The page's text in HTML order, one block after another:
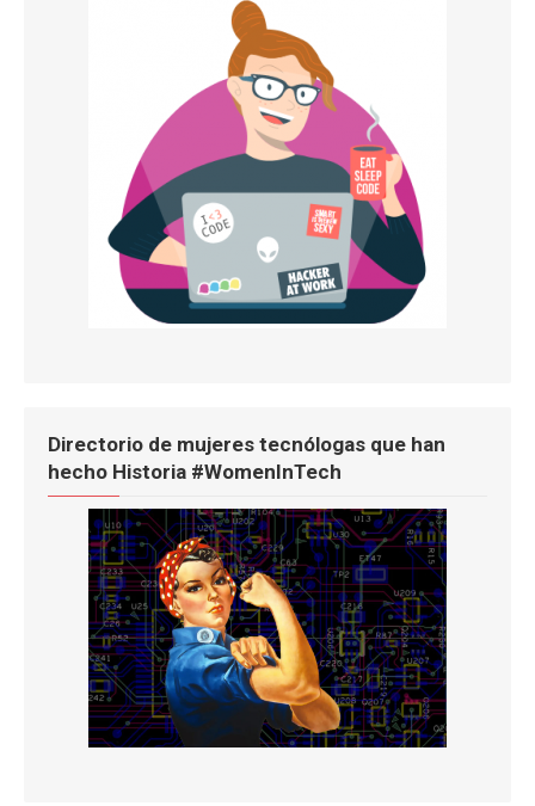
Directorio de mujeres tecnólogas que han
hecho Historia #WomenInTech